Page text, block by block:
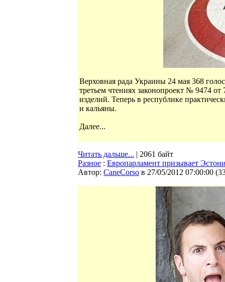
Верховная рада Украины 24 мая 368
третьем чтениях законопроект № 9474
изделий. Теперь в республике
и кальяны.
Далее...
Читать дальше... | 2061 байт
Разное : Европарламент призывает
Автор: CaneCorso в 27/05/2012 07:00:00 (